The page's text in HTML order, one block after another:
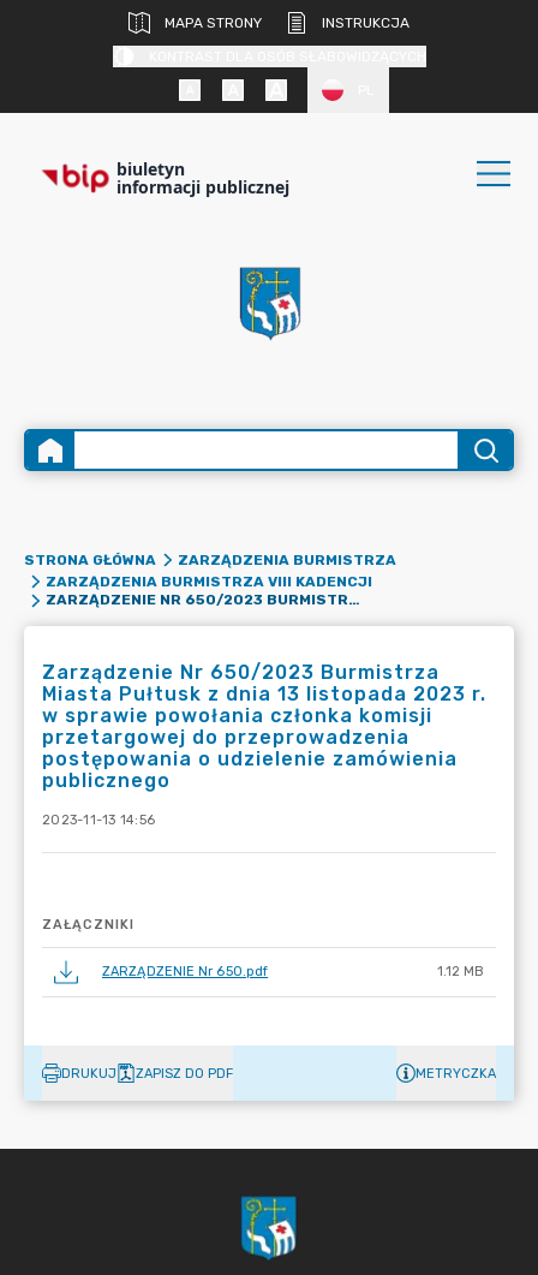
MAPA STRONY
INSTRUKCJA
biuletyn
informacji publicznej
STRONA GŁÓWNA
ZARZĄDZENIA BURMISTRZA
ZARZĄDZENIA BURMISTRZA VIII KADENCJI
ZARZĄDZENIE NR 650/2023 BURMISTRZA MIASTA PUŁTUSK Z DNIA 13 LISTOPADA 2023 R. W SPRAWIE POWOŁANIA CZŁONKA KOMISJI PRZETARGOWEJ DO PRZEPROWADZENIA POSTĘPOWANIA O UDZIELENIE ZAMÓWIENIA PUBLICZNEGO
Zarządzenie Nr 650/2023 Burmistrza
Miasta Pułtusk z dnia 13 listopada 2023 r.
w sprawie powołania członka komisji
przetargowej do przeprowadzenia
postępowania o udzielenie zamówienia
publicznego
2023-11-13 14:56
ZAŁĄCZNIKI
ZARZĄDZENIE Nr 650.pdf 1.12 MB
DRUKUJ ZAPISZ DO PDF METRYCZKA